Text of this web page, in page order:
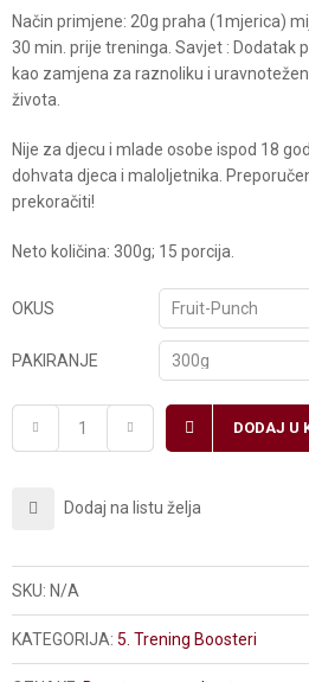
Način primjene: 20g praha (1mjerica)
30 min. prije treninga. Savjet : Dodatak
kao zamjena za raznoliku i
života.
Nije za djecu i mlade osobe ispod 18
dohvata djeca i maloljetnika.
prekoračiti!
Neto količina: 300g; 15 porcija.
OKUS
PAKIRANJE
DODAJ U
Dodaj na listu želja
SKU: N/A
KATEGORIJA: 5. Trening Boosteri